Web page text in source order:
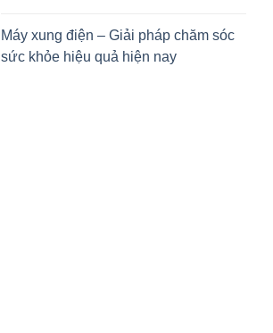
Máy xung điện – Giải pháp chăm sóc
sức khỏe hiệu quả hiện nay